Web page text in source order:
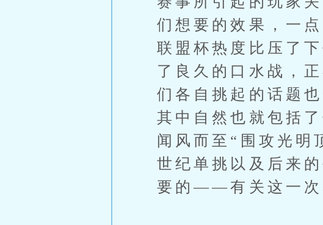
们想要的效果，一
联盟杯热度比压了
了良久的口水战，
们各自挑起的话题
其中自然也就包括
闻风而至“围攻光明
世纪单挑以及后来
要的——有关这一次